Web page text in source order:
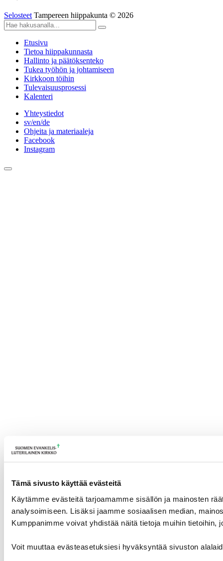
Tämä sivusto käyttää evästeitä
Käytämme evästeitä tarjoamamme sisällön ja mainosten
analysoimiseen. Lisäksi jaamme sosiaalisen median,
Kumppanimme voivat yhdistää näitä tietoja muihin tietoihin,
Voit muuttaa evästeasetuksiesi hyväksyntää sivuston
Selosteet Tampereen hiippakunta © 2026
Etusivu
Tietoa hiippakunnasta
Hallinto ja päätöksenteko
Tukea työhön ja johtamiseen
Kirkkoon töihin
Tulevaisuusprosessi
Kalenteri
Yhteystiedot
sv/en/de
Ohjeita ja materiaaleja
Facebook
Instagram